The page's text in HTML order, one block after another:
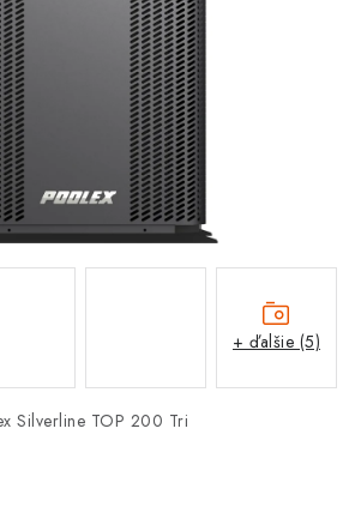
HASIACE ZARIADENIA
Podmienky ochrany osobných údajov
Silverline TOP 200 Tri
+ ďalšie (5)